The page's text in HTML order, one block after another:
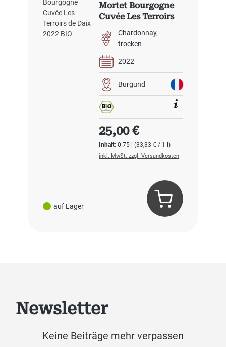
auf Lager
Mortet Bourgogne
Cuvée Les Terroirs
de Daix 2022 BIO
Chardonnay
trocken
2022
Burgund
Inhalt:0.75 l(33,33 € / 1 l)
Regulärer Preis:
25,00 €
inkl. MwSt. zzgl. Versandkosten
Newsletter
Keine Beiträge mehr verpassen